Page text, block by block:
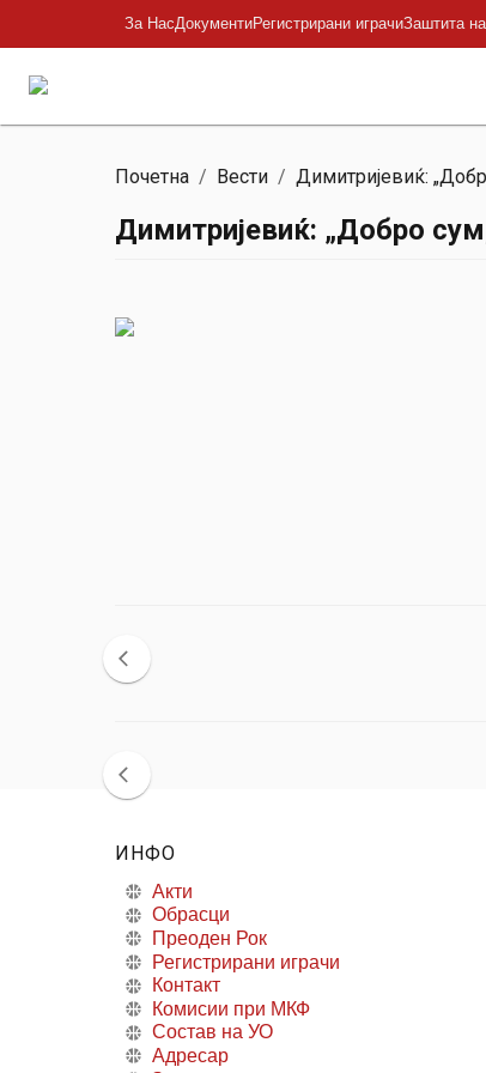
За НасДокументиРегистрирани играчиЗаштита
Почетна / Вести / Димитријевиќ:
Димитријевиќ: „Добро
ИНФО
Акти
Обрасци
Преоден Рок
Регистрирани играчи
Контакт
Комисии при МКФ
Состав на УО
Адресар